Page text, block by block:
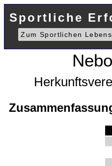
Sportliche
Zum Sportlichen